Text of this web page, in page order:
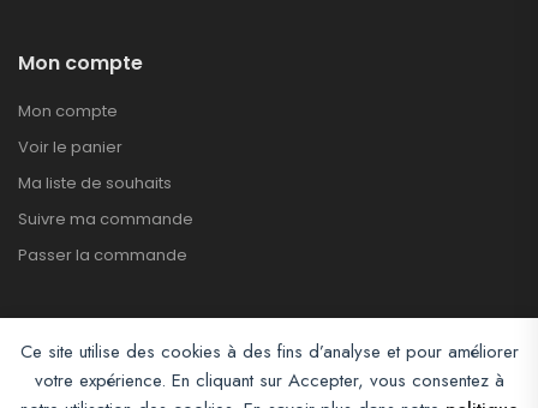
Ce site utilise des cookies à des fins d’analyse et pour améliorer
votre expérience. En cliquant sur Accepter, vous consentez à
Mon compte
Mon compte
Voir le panier
Ma liste de souhaits
Suivre ma commande
Passer la commande